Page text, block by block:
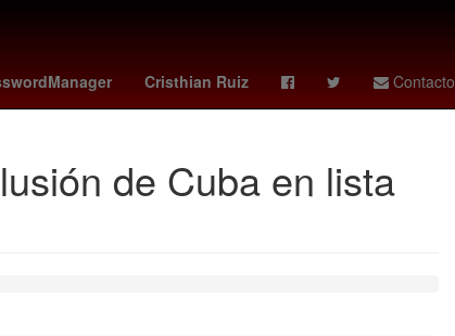
Cristhian Ruiz Contacto
así aprenderás Harrison Ford Nuno Mendes
de Cuba en lista